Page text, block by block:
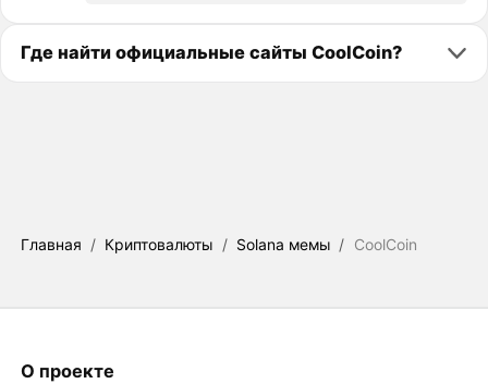
Где найти официальные сайты CoolCoin?
Главная / Криптовалюты / Solana мемы / CoolCoin
О проекте